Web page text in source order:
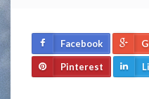
Facebook
Pinterest